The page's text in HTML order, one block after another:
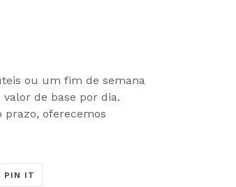
ou um fim de semana
de base por dia.
prazo, oferecemos
PIN IT